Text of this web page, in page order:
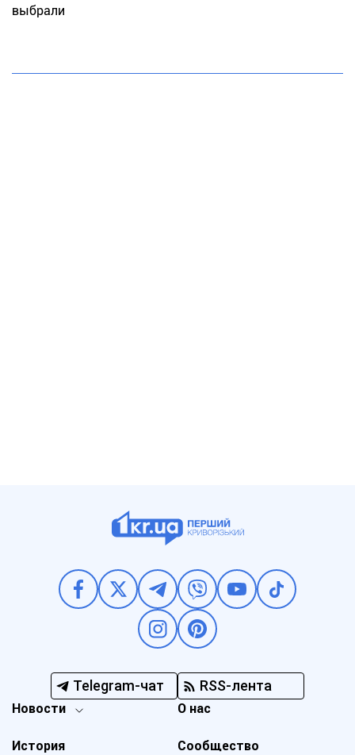
выбрали
Telegram-чат RSS-лента
Новости
История
О нас
Сообщество